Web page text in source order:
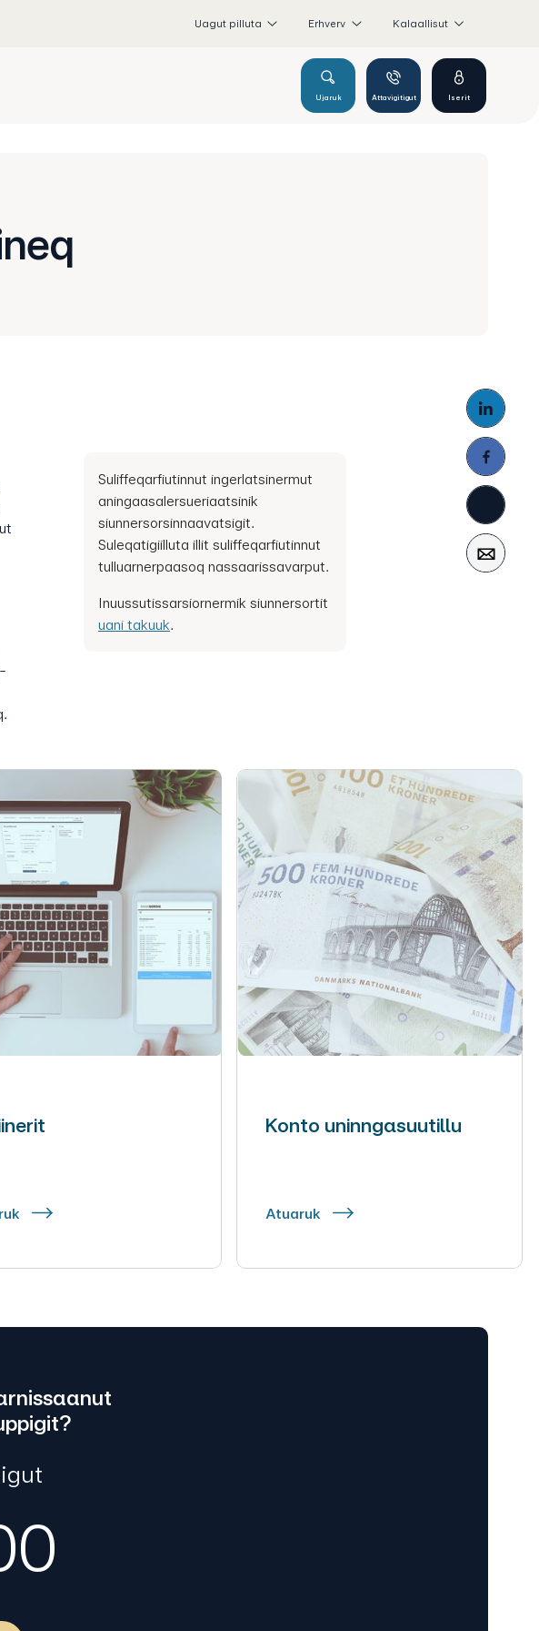
Uagut pilluta Erhverv Kalaallisut
Ujaruk Attavigitigut Iserit
Suliffeqarfiutinnut ingerlatsinermut
aningaasalersueriaatsinik
siunnersorsinnaavatsigit.
Suleqatigiilluta illit suliffeqarfiutinnut
tulluarnerpaasoq nassaarissavarput.
Inuussutissarsiornermik siunnersortit
uani takuuk.
Konto uninngasuutillu
Atuaruk